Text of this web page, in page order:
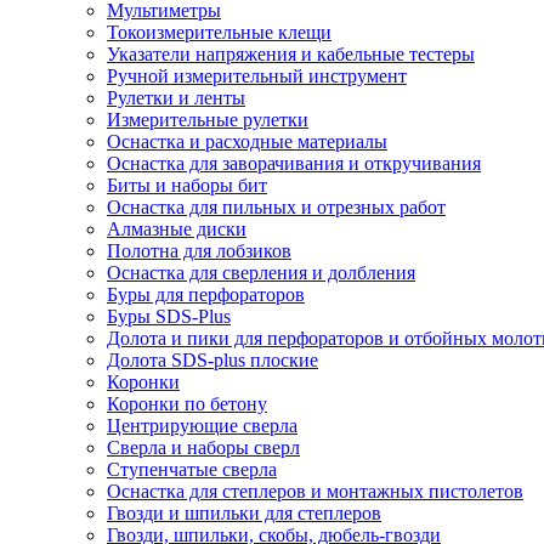
Мультиметры
Токоизмерительные клещи
Указатели напряжения и кабельные тестеры
Ручной измерительный инструмент
Рулетки и ленты
Измерительные рулетки
Оснастка и расходные материалы
Оснастка для заворачивания и откручивания
Биты и наборы бит
Оснастка для пильных и отрезных работ
Алмазные диски
Полотна для лобзиков
Оснастка для сверления и долбления
Буры для перфораторов
Буры SDS-Plus
Долота и пики для перфораторов и отбойных
Долота SDS-plus плоские
Коронки
Коронки по бетону
Центрирующие сверла
Сверла и наборы сверл
Ступенчатые сверла
Оснастка для степлеров и монтажных пистолетов
Гвозди и шпильки для степлеров
Гвозди, шпильки, скобы, дюбель-гвозди